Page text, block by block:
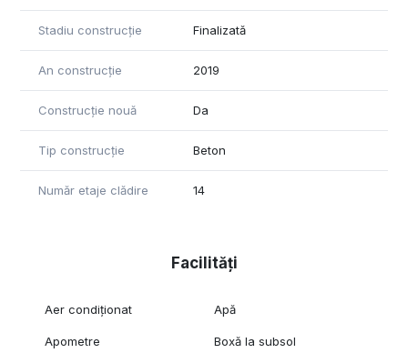
Stadiu construcție Finalizată
An construcție 2019
Construcție nouă Da
Tip construcție Beton
Număr etaje clădire 14
Facilități
Aer condiționat Apă
Apometre Boxă la subsol